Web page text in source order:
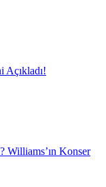
Williams’ın Konser